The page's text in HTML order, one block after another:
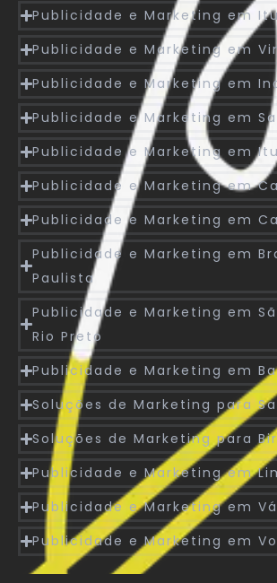
Publicidade e Marketing em
Publicidade e Marketing em
Publicidade e Marketing em
Publicidade e Marketing em
Publicidade e Marketing em
Publicidade e Marketing em
Publicidade e Marketing em
Publicidade e Marketing em
Paulista
Publicidade e Marketing em
Rio Preto
Publicidade e Marketing em
Soluções de Marketing para
Soluções de Marketing para
Publicidade e Marketing em
Publicidade e Marketing em
Publicidade e Marketing em